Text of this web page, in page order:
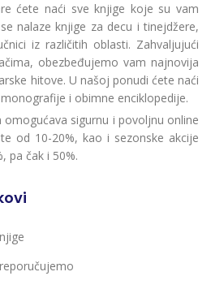
ćete naći sve knjige koje su vam
nalaze knjige za decu i tinejdžere,
iz različitih oblasti. Zahvaljujući
obezbeđujemo vam najnovija
hitove. U našoj ponudi ćete naći
i obimne enciklopedije.
sigurnu i povoljnu online
od 10-20%, kao i sezonske akcije
pa čak i 50%.